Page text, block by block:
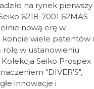
na rynek pierwszy
6218-7001 62MAS
nową erę w
koncie wiele patentów i
rolę w ustanowieniu
Seiko Prospex
"DIVER'S",
innowacje i